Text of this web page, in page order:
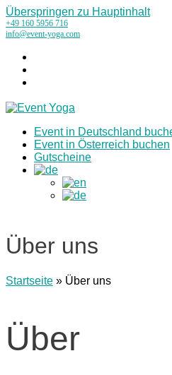
Überspringen zu Hauptinhalt
+49 160 5956 716
info@event-yoga.com
Event in Deutschland
Event in Österreich buchen
Gutscheine
Über uns
Startseite » Über uns
ÜberEvent